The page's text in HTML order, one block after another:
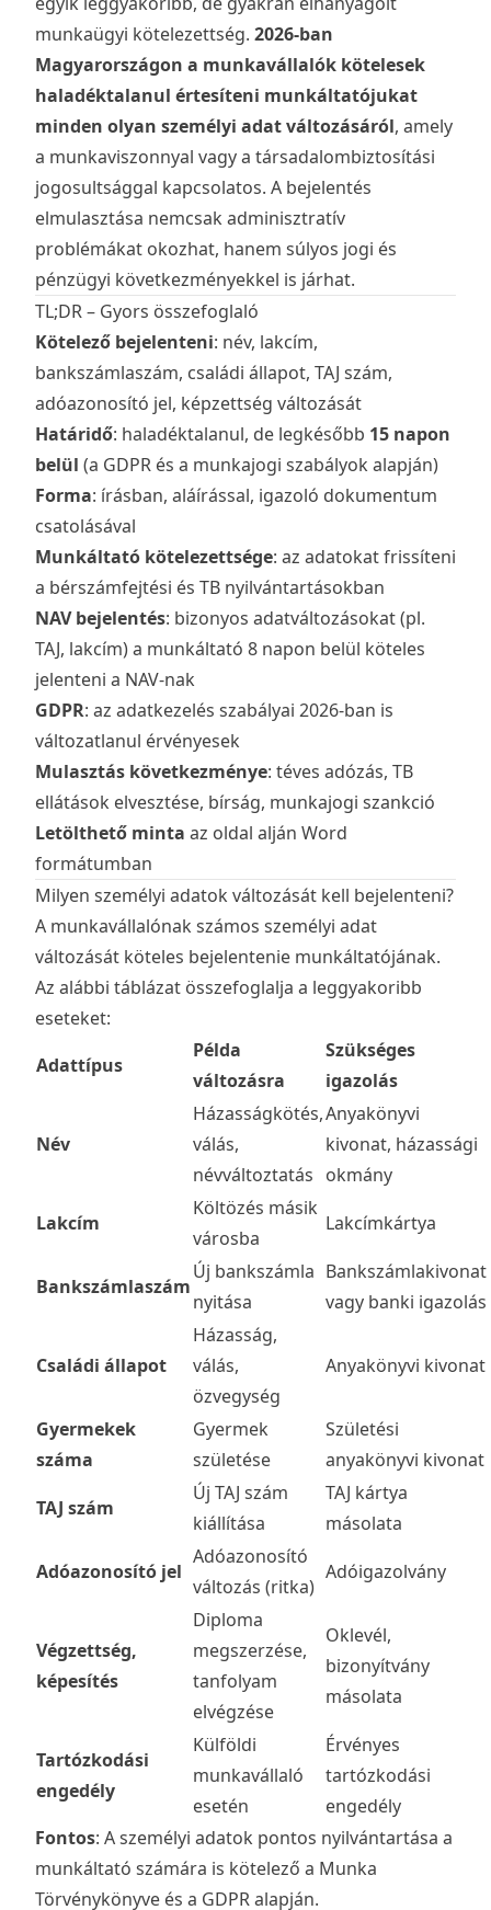
munkaügyi kötelezettség. 2026-ban
Magyarországon a munkavállalók kötelesek
haladéktalanul értesíteni munkáltatójukat
minden olyan személyi adat változásáról, amely
a munkaviszonnyal vagy a társadalombiztosítási
jogosultsággal kapcsolatos. A bejelentés
elmulasztása nemcsak adminisztratív
problémákat okozhat, hanem súlyos jogi és
pénzügyi következményekkel is járhat.
TL;DR – Gyors összefoglaló
Kötelező bejelenteni: név, lakcím,
bankszámlaszám, családi állapot, TAJ szám,
adóazonosító jel, képzettség változását
Határidő: haladéktalanul, de legkésőbb 15 napon
belül (a GDPR és a munkajogi szabályok alapján)
Forma: írásban, aláírással, igazoló dokumentum
csatolásával
Munkáltató kötelezettsége: az adatokat frissíteni
a bérszámfejtési és TB nyilvántartásokban
NAV bejelentés: bizonyos adatváltozásokat (pl.
TAJ, lakcím) a munkáltató 8 napon belül köteles
jelenteni a NAV-nak
GDPR: az adatkezelés szabályai 2026-ban is
változatlanul érvényesek
Mulasztás következménye: téves adózás, TB
ellátások elvesztése, bírság, munkajogi szankció
Letölthető minta az oldal alján Word
formátumban
Milyen személyi adatok változását kell bejelenteni?
A munkavállalónak számos személyi adat
változását köteles bejelentenie munkáltatójának.
Az alábbi táblázat összefoglalja a leggyakoribb
eseteket:
Adattípus
Példa
változásra
Szükséges
igazolás
Név
Házasságkötés,
válás,
névváltoztatás
Anyakönyvi
kivonat, házassági
okmány
Lakcím
Költözés másik
városba
Lakcímkártya
Bankszámlaszám
Új bankszámla
nyitása
Bankszámlakivonat
vagy banki igazolás
Családi állapot
Házasság,
válás,
özvegység
Anyakönyvi kivonat
Gyermekek
száma
Gyermek
születése
Születési
anyakönyvi kivonat
TAJ szám
Új TAJ szám
kiállítása
TAJ kártya
másolata
Adóazonosító jel
Adóazonosító
változás (ritka)
Adóigazolvány
Végzettség,
képesítés
Diploma
megszerzése,
tanfolyam
elvégzése
Oklevél,
bizonyítvány
másolata
Tartózkodási
engedély
Külföldi
munkavállaló
esetén
Érvényes
tartózkodási
engedély
Fontos: A személyi adatok pontos nyilvántartása a
munkáltató számára is kötelező a Munka
Törvénykönyve és a GDPR alapján.